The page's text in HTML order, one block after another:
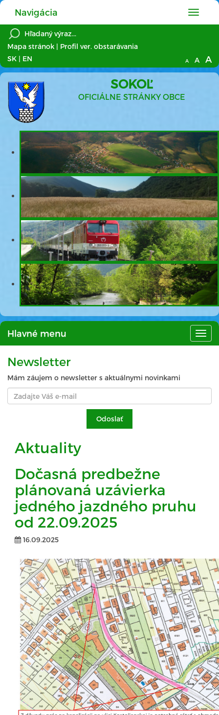
Hlavné
menu
Navigácia
Mapa stránok | Profil ver. obstarávania
SK | EN A A A
SOKOĽ
OFICIÁLNE STRÁNKY OBCE
Hlavné menu
Newsletter
Mám záujem o newsletter s aktuálnymi novinkami
Aktuality
Dočasná predbežne
plánovaná uzávierka
jedného jazdného pruhu
od 22.09.2025
16.09.2025